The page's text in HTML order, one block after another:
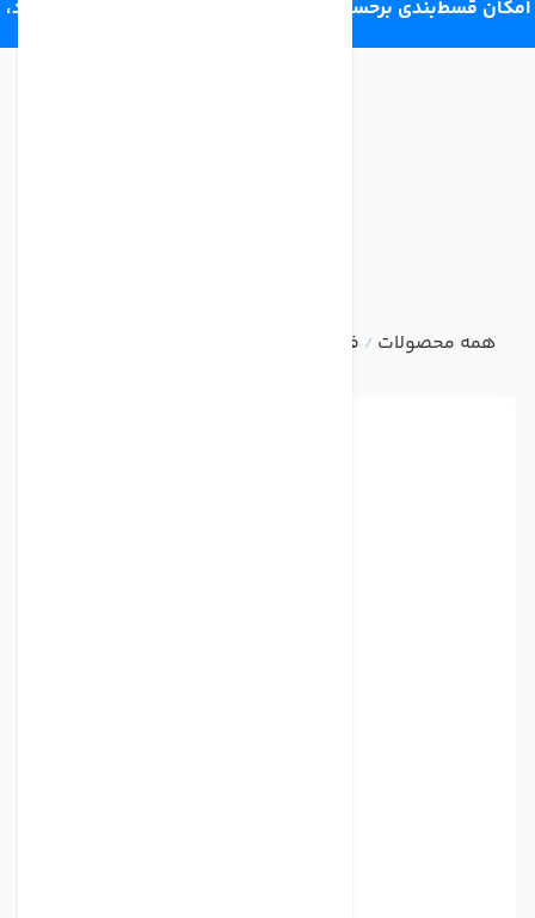
امکان قسط‌بندی برحسب اعتبار ترب‌پی 4 قسط ماهانه. بدون سود،
همه محصولات / فیلتر تصفیه کننده آب